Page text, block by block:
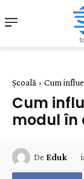
Şcoală Cum
Cum
modul în
De Eduk